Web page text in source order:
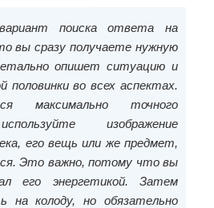
поиска ответа на
вы сразу получаете нужную
опишет ситуацию и
половинки во всех аспектах.
максимально точного
изображение
его вещь или же предмет,
Это важно, потому что вы
его энергетикой. Затем
на колоду, но обязательно